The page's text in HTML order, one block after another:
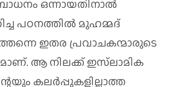
ഒന്നായതിനാല്‍
പഠനത്തില്‍ മുഹമ്മദ്
ഇതര പ്രവാചകന്മാരുടെ
ആ നിലക്ക് ഇസ്‌ലാമിക
കലര്‍പ്പുകളില്ലാത്ത